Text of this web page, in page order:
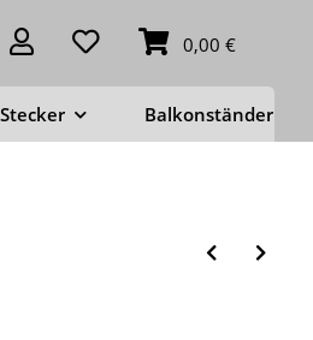
0,00 €
Stecker Balkonständer